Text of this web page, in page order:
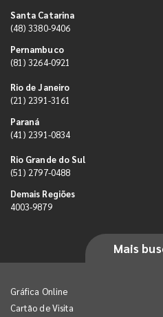
Santa Catarina
(48) 3380-9406
Pernambuco
(81) 3264-0921
Rio de Janeiro
(21) 2391-3161
Paraná
(41) 2391-0834
Rio Grande do Sul
(51) 2797-0488
Demais Regiões
4003-9879
Mais
Gráfica Online
Cartão de Visita